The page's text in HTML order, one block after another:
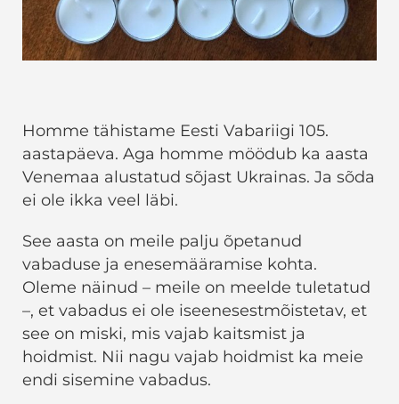
Homme tähistame Eesti Vabariigi 105.
aastapäeva. Aga homme möödub ka aasta
Venemaa alustatud sõjast Ukrainas. Ja sõda
ei ole ikka veel läbi.
See aasta on meile palju õpetanud
vabaduse ja enesemääramise kohta.
Oleme näinud – meile on meelde tuletatud
–, et vabadus ei ole iseenesestmõistetav, et
see on miski, mis vajab kaitsmist ja
hoidmist. Nii nagu vajab hoidmist ka meie
endi sisemine vabadus.